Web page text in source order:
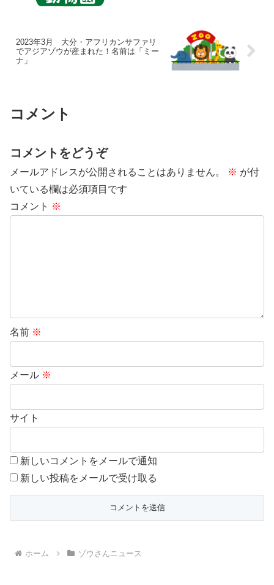
2023年3月 大分・アフリカンサファリ
でアジアゾウが産まれた！名前は「ミー
ナ」
コメント
コメントをどうぞ
メールアドレスが公開されることはありません。 ※ が付
いている欄は必須項目です
コメント ※
名前 ※
メール ※
サイト
新しいコメントをメールで通知
新しい投稿をメールで受け取る
ホーム ゾウさんニュース